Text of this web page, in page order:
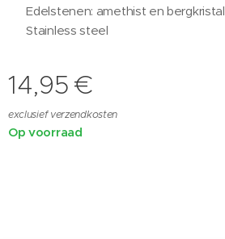
✨ Edelstenen: amethist en bergkristal
✨ Stainless steel
14,95 €
exclusief verzendkosten
Op voorraad